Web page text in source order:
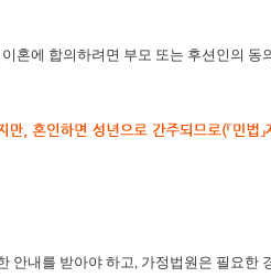
혼에 합의하려면 부모 또는 후션인의
내를 받아야 하고, 가정법원은 필요